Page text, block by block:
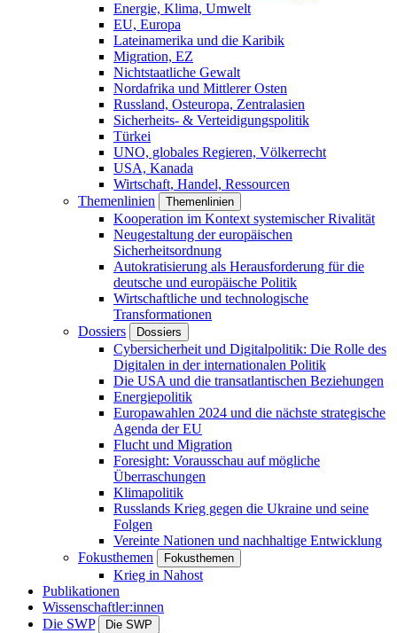
Energie, Klima, Umwelt
EU, Europa
Lateinamerika und die Karibik
Migration, EZ
Nichtstaatliche Gewalt
Nordafrika und Mittlerer Osten
Russland, Osteuropa, Zentralasien
Sicherheits- & Verteidigungspolitik
Türkei
UNO, globales Regieren, Völkerrecht
USA, Kanada
Wirtschaft, Handel, Ressourcen
Themenlinien
Themenlinien
Kooperation im Kontext systemischer Rivalität
Neugestaltung der europäischen
Sicherheitsordnung
Autokratisierung als Herausforderung für die
deutsche und europäische Politik
Wirtschaftliche und technologische
Transformationen
Dossiers
Dossiers
Cybersicherheit und Digitalpolitik: Die Rolle des
Digitalen in der internationalen Politik
Die USA und die transatlantischen Beziehungen
Energiepolitik
Europawahlen 2024 und die nächste strategische
Agenda der EU
Flucht und Migration
Foresight: Vorausschau auf mögliche
Überraschungen
Klimapolitik
Russlands Krieg gegen die Ukraine und seine
Folgen
Vereinte Nationen und nachhaltige Entwicklung
Fokusthemen
Fokusthemen
Krieg in Nahost
Publikationen
Wissenschaftler:innen
Die SWP
Die SWP